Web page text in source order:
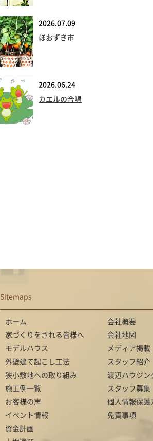
2026.07.09
ほおずき市
2026.06.24
カエルの合唱
Sitemaps
ホーム
家づくりをされる皆様へ
モデルハウス
外壁建て起こし工法
狭小敷地への取り組み
施工例一覧
お客様の声
イベント情報
資金計画
会社概要
会社地図
メディア掲載
スタッフ紹介
渡辺ハウジン
スタッフ募集
個人情報保護
免責事項